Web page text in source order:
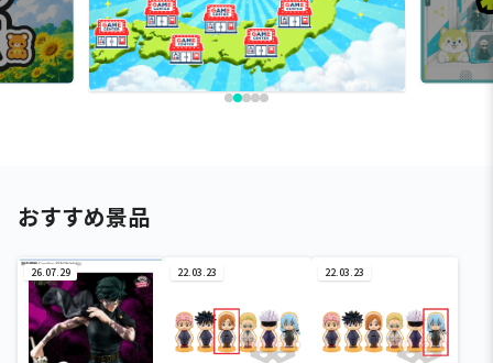
おすすめ景品
26.07.29 22.03.23 22.03.23